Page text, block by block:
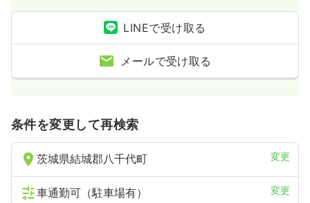
LINEで受け取る
メールで受け取る
条件を変更して再検索
茨城県結城郡八千代町 変更
車通勤可（駐車場有） 変更